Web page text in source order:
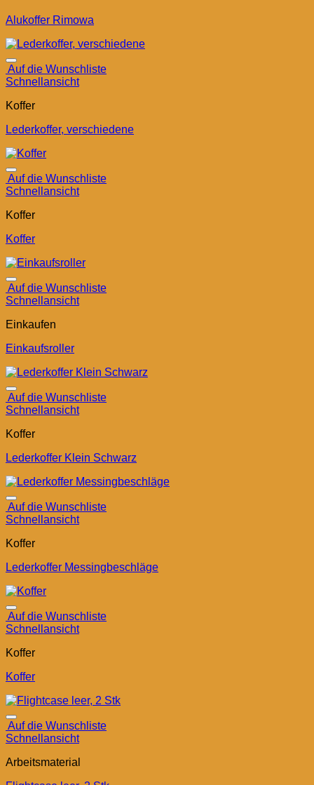
Alukoffer Rimowa
Auf die Wunschliste
Schnellansicht
Koffer
Lederkoffer, verschiedene
Auf die Wunschliste
Schnellansicht
Koffer
Koffer
Auf die Wunschliste
Schnellansicht
Einkaufen
Einkaufsroller
Auf die Wunschliste
Schnellansicht
Koffer
Lederkoffer Klein Schwarz
Auf die Wunschliste
Schnellansicht
Koffer
Lederkoffer Messingbeschläge
Auf die Wunschliste
Schnellansicht
Koffer
Koffer
Auf die Wunschliste
Schnellansicht
Arbeitsmaterial